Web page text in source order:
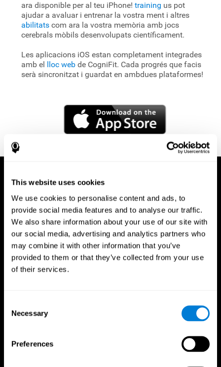
This website uses cookies
We use cookies to personalise content and ads, to
provide social media features and to analyse our traffic.
We also share information about your use of our site with
our social media, advertising and analytics partners who
may combine it with other information that you’ve
provided to them or that they’ve collected from your use
of their services.
Selection
Necessary
Preferences
ara disponible per al teu iPhone! training us pot
ajudar a avaluar i entrenar la vostra ment i altres
abilitatscom ara la vostra memòria amb jocs
cerebrals mòbils desenvolupats científicament.
Les aplicacions iOS estan completament integrades
amb el lloc webde CogniFit. Cada progrés que facis
serà sincronitzat i guardat en ambdues plataformes!